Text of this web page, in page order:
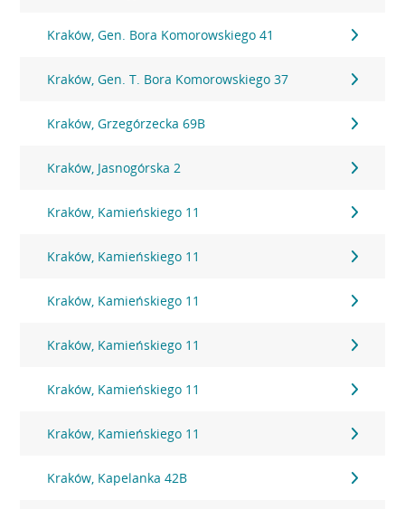
Kraków, Gen. Bora Komorowskiego 41
Kraków, Gen. T. Bora Komorowskiego 37
Kraków, Grzegórzecka 69B
Kraków, Jasnogórska 2
Kraków, Kamieńskiego 11
Kraków, Kamieńskiego 11
Kraków, Kamieńskiego 11
Kraków, Kamieńskiego 11
Kraków, Kamieńskiego 11
Kraków, Kamieńskiego 11
Kraków, Kapelanka 42B